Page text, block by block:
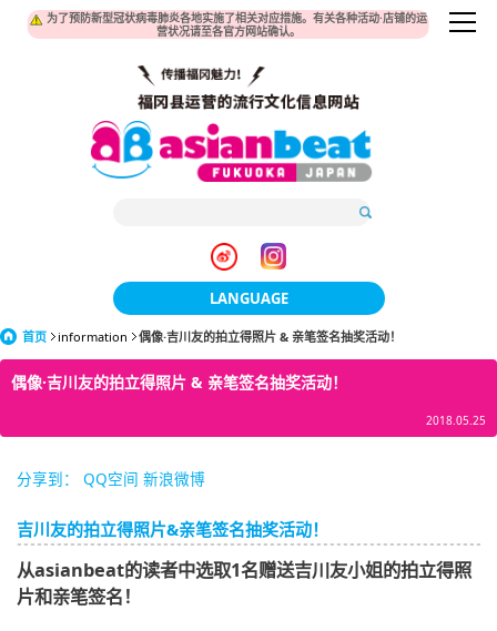
为了预防新型冠状病毒肺炎各地实施了相关对应措施。有关各种活动·店铺的运
营状况请至各官方网站确认。
LANGUAGE
日本語
한국어
English
ภาษาไทย
首页 information 偶像·吉川友的拍立得照片 & 亲笔签名抽奖活动！
偶像·吉川友的拍立得照片 & 亲笔签名抽奖活动！
2018.05.25
分享到： QQ空间 新浪微博
吉川友的拍立得照片&亲笔签名抽奖活动！
从asianbeat的读者中选取1名赠送吉川友小姐的拍立得照
片和亲笔签名！